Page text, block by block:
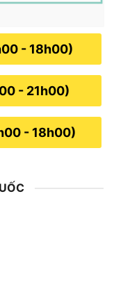
- 18h00)
- 21h00)
- 18h00)